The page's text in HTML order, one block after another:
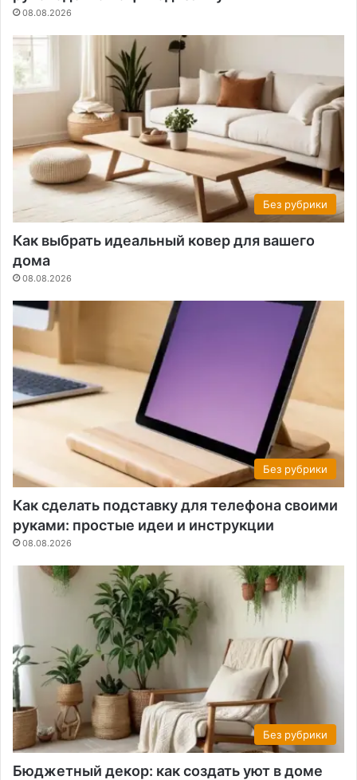
08.08.2026
Без рубрики
Как выбрать идеальный ковер для вашего
дома
08.08.2026
Без рубрики
Как сделать подставку для телефона своими
руками: простые идеи и инструкции
08.08.2026
Без рубрики
Бюджетный декор: как создать уют в доме